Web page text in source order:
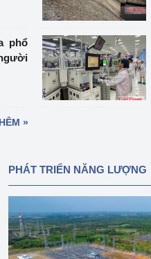
phổ
»
PHÁT TRIỂN NĂNG LƯỢNG